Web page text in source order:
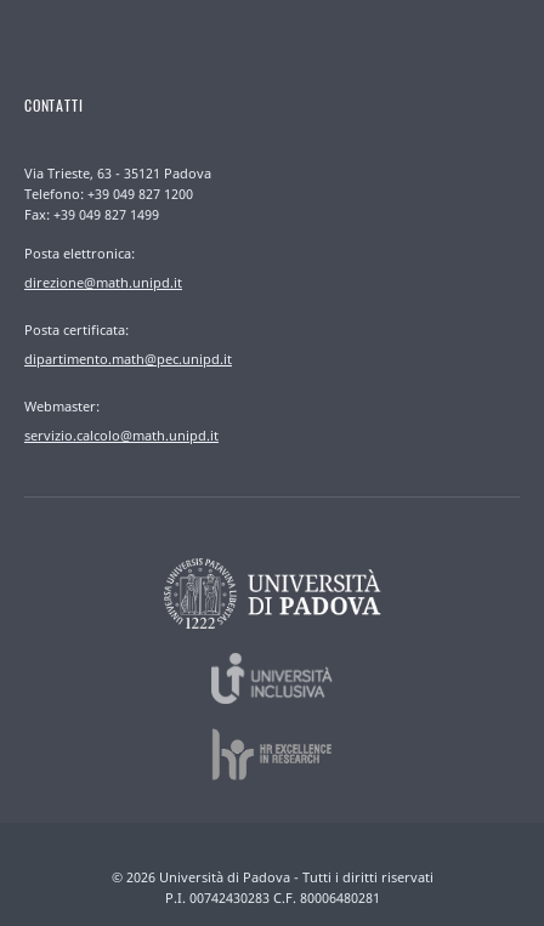
CONTATTI
Via Trieste, 63 - 35121 Padova
Telefono: +39 049 827 1200
Fax: +39 049 827 1499
Posta elettronica:
direzione@math.unipd.it
Posta certificata:
dipartimento.math@pec.unipd.it
Webmaster:
servizio.calcolo@math.unipd.it
© 2026 Università di Padova - Tutti i diritti riservati
P.I. 00742430283 C.F. 80006480281